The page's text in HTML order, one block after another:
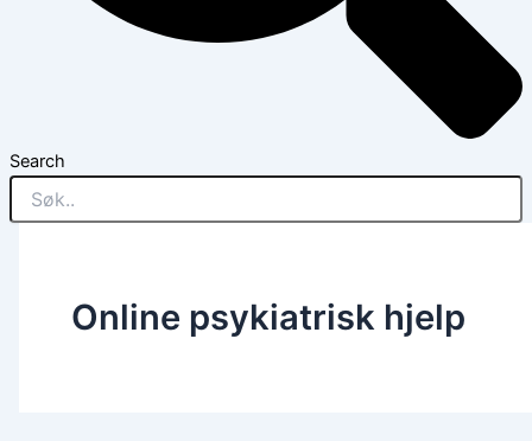
Search
Online psykiatrisk hjelp